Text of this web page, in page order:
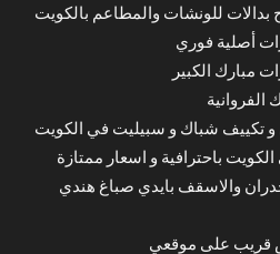
بدالات للونشات والمطاعم بالكويت
أصلية فوري
مبارك الكبير
تكييف شباك و سبيليت في الكويت
باحترافية و اسعار ممتازة
والاسقف بايدي صباغ هندي
قريب على موقعي